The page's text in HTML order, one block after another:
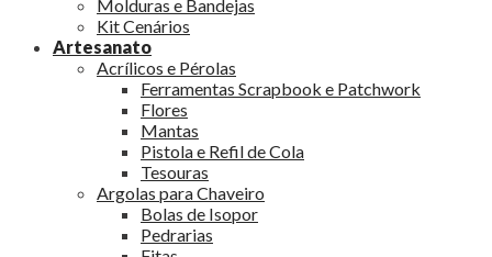
Molduras e Bandejas
Kit Cenários
Artesanato
Acrílicos e Pérolas
Ferramentas Scrapbook e Patchwork
Flores
Mantas
Pistola e Refil de Cola
Tesouras
Argolas para Chaveiro
Bolas de Isopor
Pedrarias